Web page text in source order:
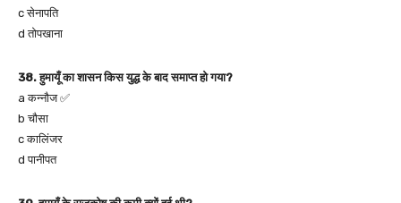
c सेनापति
d तोपखाना
38. हुमायूँ का शासन किस युद्ध के बाद समाप्त हो गया?
a कन्नौज ✅
b चौसा
c कालिंजर
d पानीपत